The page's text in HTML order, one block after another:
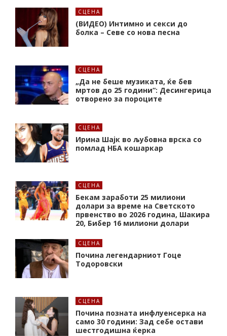
СЦЕНА
(ВИДЕО) Интимно и секси до
болка – Севе со нова песна
СЦЕНА
„Да не беше музиката, ќе бев
мртов до 25 години“: Десингерица
отворено за пороците
СЦЕНА
Ирина Шајк во љубовна врска со
помлад НБА кошаркар
СЦЕНА
Бекам заработи 25 милиони
долари за време на Светското
првенство во 2026 година, Шакира
20, Бибер 16 милиони долари
СЦЕНА
Почина легендарниот Гоце
Тодоровски
СЦЕНА
Почина позната инфлуенсерка на
само 30 години: Зад себе остави
шестгодишна ќерка